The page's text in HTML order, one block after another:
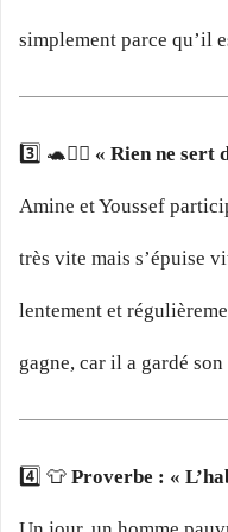
simplement parce qu’il
3️⃣ 🐢🏃‍♂️ « Rien ne sert
Amine et Youssef
très vite mais s’épuise
lentement et
gagne, car il a gardé
4️⃣ 👕 Proverbe : «